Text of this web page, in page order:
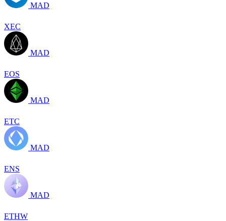
MAD
XEC
MAD
EOS
MAD
ETC
MAD
ENS
MAD
ETHW